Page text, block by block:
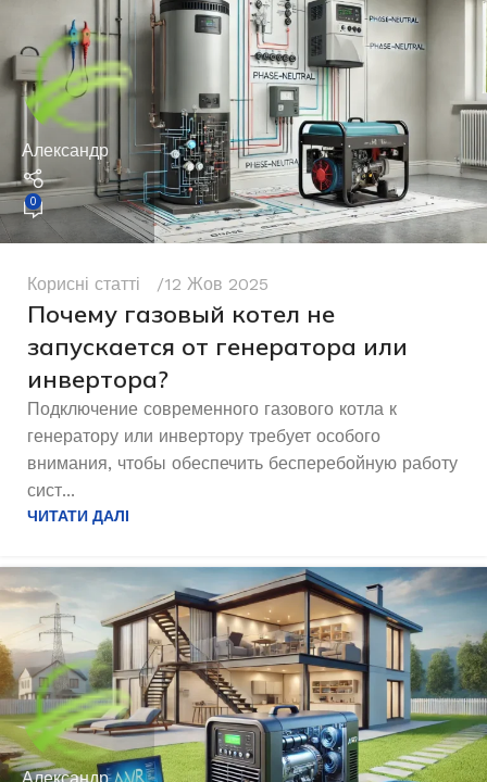
Александр
0
Корисні статті 12 Жов 2025
Почему газовый котел не
запускается от генератора или
инвертора?
Подключение современного газового котла к
генератору или инвертору требует особого
внимания, чтобы обеспечить бесперебойную работу
сист...
ЧИТАТИ ДАЛІ
Александр